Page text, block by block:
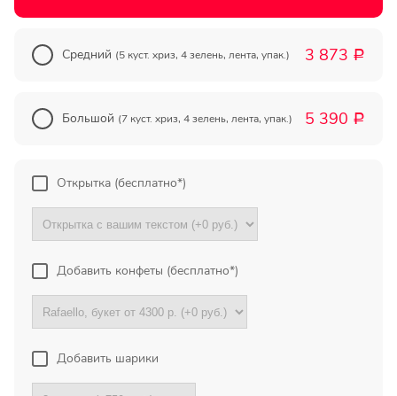
Прекрасный букет отличная
Сахалинская
Огромное спасибо за
компетентную помощь в
выборе букета. Спасибо
большое. Доставка пришла
вовремя. Остаюсь Вашим
клиентом!
Тамара
Гидроторф,
область
Средний (5 куст. хриз, 4 зелень, лента, упак.) 3 873 Р
Большой (7 куст. хриз, 4 зелень, лента, упак.) 5 390 Р
Открытка (бесплатно*)
Добавить конфеты (бесплатно*)
Добавить шарики